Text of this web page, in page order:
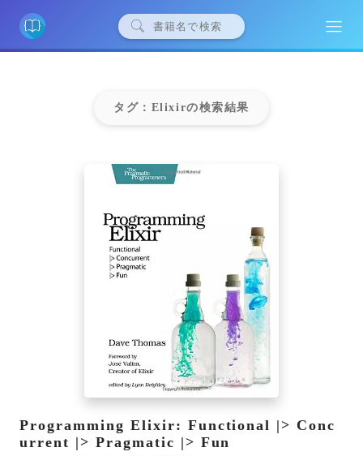
タグ：Elixirの検索結果
Programming Elixir: Functional |> Conc
urrent |> Pragmatic |> Fun